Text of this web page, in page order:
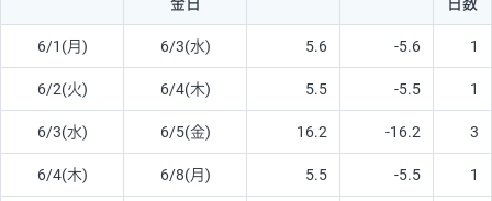
6/1(月) 6/3(水) 5.6 -5.6 1
6/2(火) 6/4(木) 5.5 -5.5 1
6/3(水) 6/5(金) 16.2 -16.2 3
6/4(木) 6/8(月) 5.5 -5.5 1